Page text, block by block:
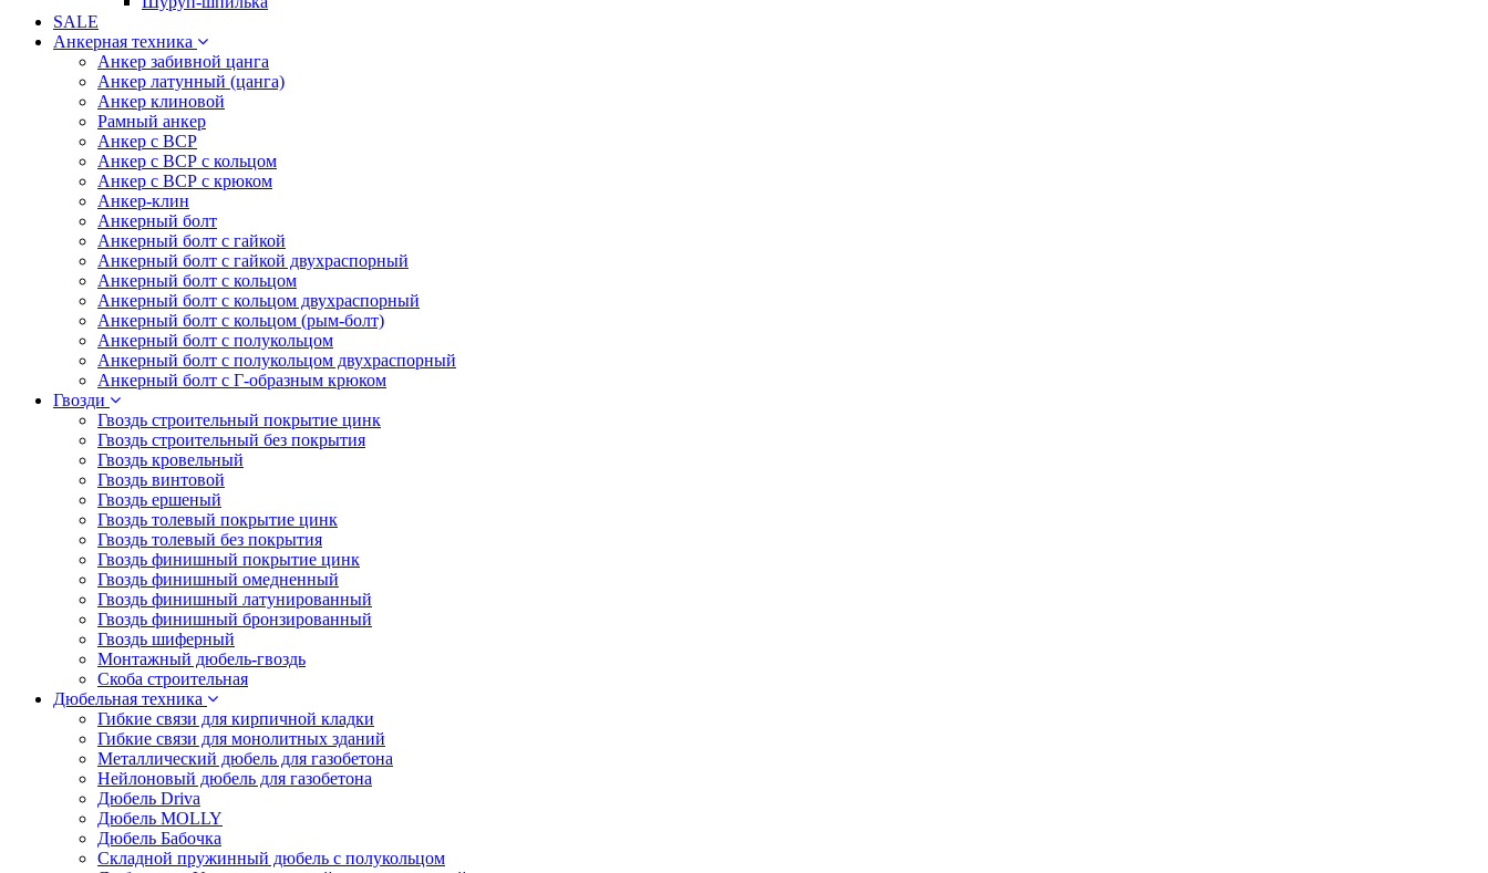
SALE
Анкерная техника
Анкер забивной цанга
Анкер латунный (цанга)
Анкер клиновой
Рамный анкер
Анкер с ВСР
Анкер с ВСР с кольцом
Анкер с ВСР с крюком
Анкер-клин
Анкерный болт
Анкерный болт с гайкой
Анкерный болт с гайкой двухраспорный
Анкерный болт с кольцом
Анкерный болт с кольцом двухраспорный
Анкерный болт с кольцом (рым-болт)
Анкерный болт с полукольцом
Анкерный болт с полукольцом двухраспорный
Анкерный болт с Г-образным крюком
Гвозди
Гвоздь строительный покрытие цинк
Гвоздь строительный без покрытия
Гвоздь кровельный
Гвоздь винтовой
Гвоздь ершеный
Гвоздь толевый покрытие цинк
Гвоздь толевый без покрытия
Гвоздь финишный покрытие цинк
Гвоздь финишный омедненный
Гвоздь финишный латунированный
Гвоздь финишный бронзированный
Гвоздь шиферный
Монтажный дюбель-гвоздь
Скоба строительная
Дюбельная техника
Гибкие связи для кирпичной кладки
Гибкие связи для монолитных зданий
Металлический дюбель для газобетона
Нейлоновый дюбель для газобетона
Дюбель Driva
Дюбель MOLLY
Дюбель Бабочка
Складной пружинный дюбель с полукольцом